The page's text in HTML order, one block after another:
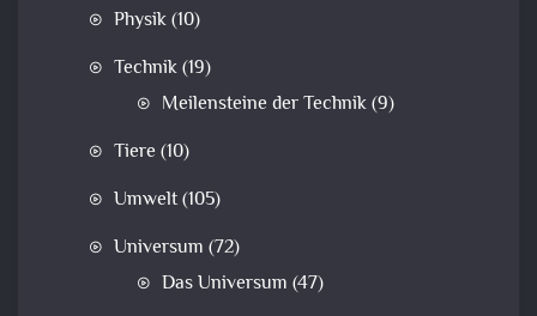
Physik(10)
Technik(19)
Meilensteine der Technik(9)
Tiere (10)
Umwelt(105)
Universum (72)
Das Universum (47)